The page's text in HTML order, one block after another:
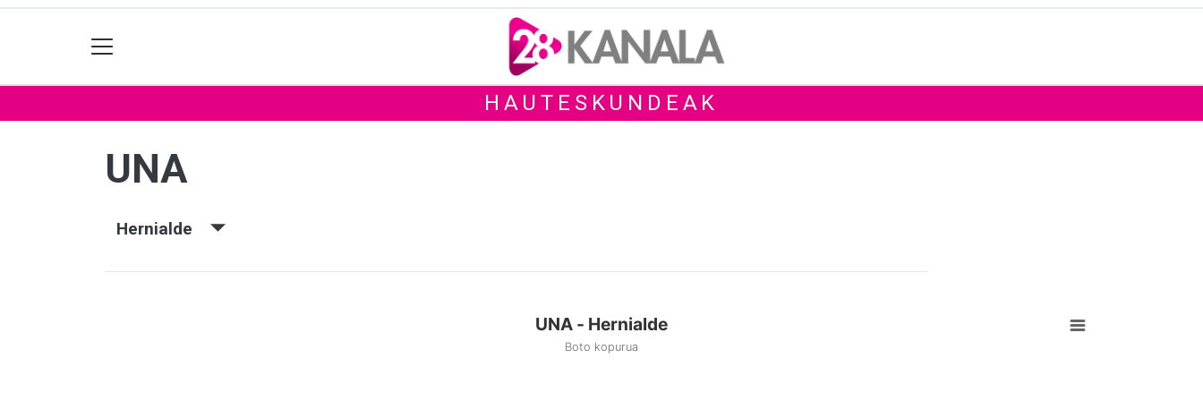
HAUTESKUNDEAK
UNA
Hernialde
UNA - Hernialde
Boto kopurua